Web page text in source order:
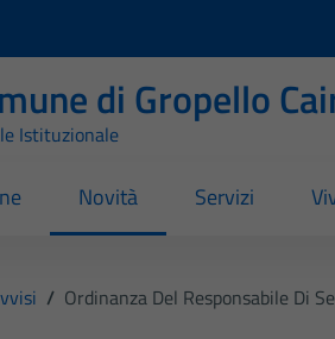
di Gropello
Istituzionale
Novità Servizi
/ Ordinanza Del Responsabile Di